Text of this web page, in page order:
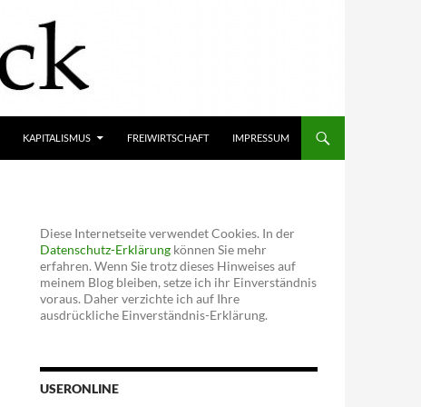
KAPITALISMUS FREIWIRTSCHAFT IMPRESSUM
Diese Internetseite verwendet Cookies. In der
Datenschutz-Erklärung können Sie mehr
erfahren. Wenn Sie trotz dieses Hinweises auf
meinem Blog bleiben, setze ich ihr Einverständnis
voraus. Daher verzichte ich auf Ihre
ausdrückliche Einverständnis-Erklärung.
USERONLINE